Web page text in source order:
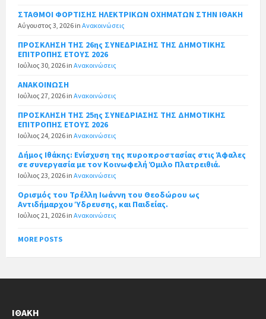
ΣΤΑΘΜΟΙ ΦΟΡΤΙΣΗΣ ΗΛΕΚΤΡΙΚΩΝ ΟΧΗΜΑΤΩΝ ΣΤΗΝ ΙΘΑΚΗ
Αύγουστος 3, 2026 in Ανακοινώσεις
ΠΡΟΣΚΛΗΣΗ ΤΗΣ 26ης ΣΥΝΕΔΡΙΑΣΗΣ ΤΗΣ ΔΗΜΟΤΙΚΗΣ
ΕΠΙΤΡΟΠΗΣ ΕΤΟΥΣ 2026
Ιούλιος 30, 2026 in Ανακοινώσεις
ΑΝΑΚΟΙΝΩΣΗ
Ιούλιος 27, 2026 in Ανακοινώσεις
ΠΡΟΣΚΛΗΣΗ ΤΗΣ 25ης ΣΥΝΕΔΡΙΑΣΗΣ ΤΗΣ ΔΗΜΟΤΙΚΗΣ
ΕΠΙΤΡΟΠΗΣ ΕΤΟΥΣ 2026
Ιούλιος 24, 2026 in Ανακοινώσεις
Δήμος Ιθάκης: Ενίσχυση της πυροπροστασίας στις Άφαλες
σε συνεργασία με τον Κοινωφελή Όμιλο Πλατρειθιά.
Ιούλιος 23, 2026 in Ανακοινώσεις
Ορισμός του Τρέλλη Ιωάννη του Θεοδώρου ως
Αντιδήμαρχου Ύδρευσης, και Παιδείας.
Ιούλιος 21, 2026 in Ανακοινώσεις
MORE POSTS
ΙΘΆΚΗ